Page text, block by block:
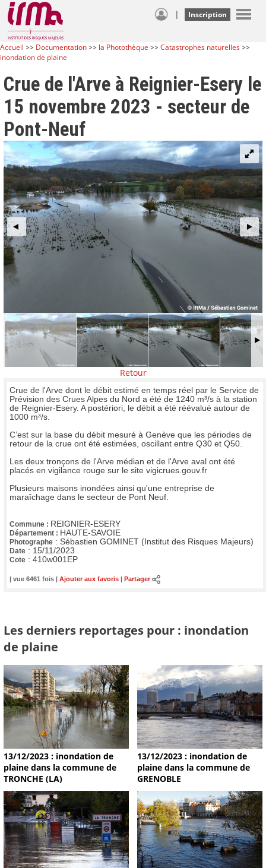
| Inscription
Accueil >> Documentation>> la Photothèque >>Catastrophes naturelles>>
inondation de plaine
Crue de l'Arve à Reignier-Esery le
15 novembre 2023 - secteur de
Pont-Neuf
Retour
Crue de l'Arve dont le débit estimé en temps réel par le Service de
Prévision des Crues Alpes du Nord a été de 1240 m³/s à la station
de Reignier-Esery. A postériori, le débit a été réévalué autour de
1000 m³/s.
C’est sur la base du débit mesuré à Genève que les périodes de
retour de la crue ont été estimées, oscillant entre Q30 et Q50.
Les deux tronçons de l'Arve médian et de l'Arve aval ont été
placés en vigilance rouge sur le site vigicrues.gouv.fr
Plusieurs maisons inondées ainsi qu'une entreprise de
maraîchage dans le secteur de Pont Neuf.
Commune : REIGNIER-ESERY
Département : HAUTE-SAVOIE
Photographe : Sébastien GOMINET (Institut des Risques Majeurs)
Date : 15/11/2023
Cote : 410w001EP
| vue 6461 fois | Ajouter aux favoris Partager
Les derniers reportages pour : inondation
de plaine
13/12/2023 : inondation de
plaine dans la commune de
TRONCHE (LA)
13/12/2023 : inondation de
plaine dans la commune de
GRENOBLE